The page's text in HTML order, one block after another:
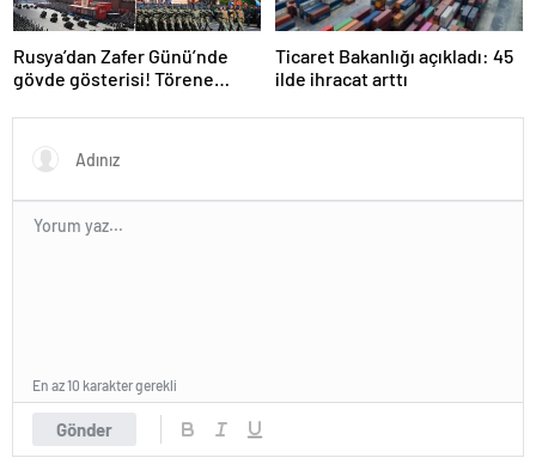
Rusya’dan Zafer Günü’nde
gövde gösterisi! Törene
Ticaret Bakanlığı açıkladı: 45
ilde ihracat arttı
Gönder
En az 10 karakter gerekli